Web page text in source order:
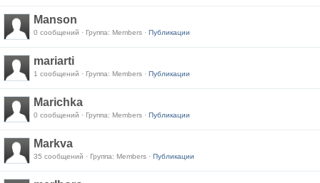
Manson
0 сообщений · Группа: Members · Публикации
mariarti
1 сообщений · Группа: Members · Публикации
Marichka
0 сообщений · Группа: Members · Публикации
Markva
35 сообщений · Группа: Members · Публикации